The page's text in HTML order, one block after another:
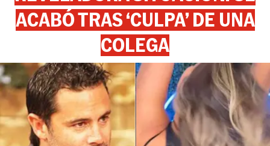
ACABÓ TRAS ‘CULPA’ DE UNA
COLEGA